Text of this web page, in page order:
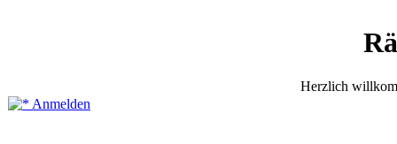
Herzlich
Anmelden